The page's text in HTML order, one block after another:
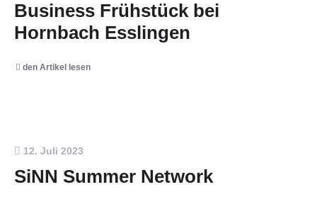
Business Frühstück bei
Hornbach Esslingen
den Artikel lesen
12. Juli 2023
SiNN Summer Network